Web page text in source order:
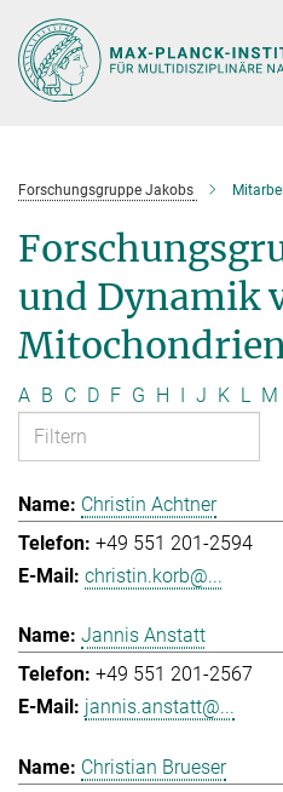
Hauptinhalt
Forschungsgruppe Jakobs
und Dynamik
A B C D F G H I J K L M
Christin Achtner
+49 551 201-2594
christin.korb@...
Jannis Anstatt
+49 551 201-2567
jannis.anstatt@...
Christian Brueser